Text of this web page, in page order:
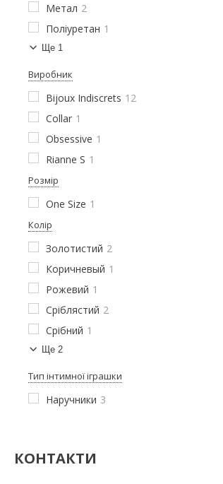
Метал 2
Поліуретан 1
Ще 1
Виробник
Bijoux Indiscrets 12
Collar 1
Obsessive 1
Rianne S 1
Розмір
One Size 1
Колір
Золотистий 2
Коричневый 1
Рожевий 1
Сріблястий 2
Срібний 1
Ще 2
Тип інтимної іграшки
Наручники 3
КОНТАКТИ